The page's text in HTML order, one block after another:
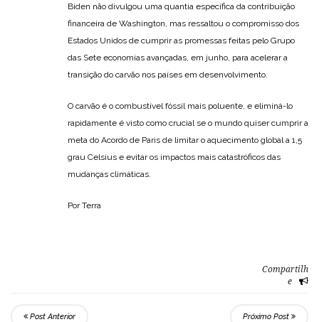
Biden não divulgou uma quantia específica da contribuição
financeira de Washington, mas ressaltou o compromisso dos
Estados Unidos de cumprir as promessas feitas pelo Grupo
das Sete economias avançadas, em junho, para acelerar a
transição do carvão nos países em desenvolvimento.
O carvão é o combustível fóssil mais poluente, e eliminá-lo
rapidamente é visto como crucial se o mundo quiser cumprir a
meta do Acordo de Paris de limitar o aquecimento global a 1,5
grau Celsius e evitar os impactos mais catastróficos das
mudanças climáticas.
Por Terra
Compartilh
e
Post Anterior Próximo Post